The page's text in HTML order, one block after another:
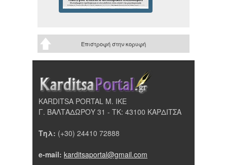
Επιστροφή στην κορυφή
KARDITSA PORTAL Μ. ΙΚΕ
Γ. ΒΑΛΤΑΔΩΡΟΥ 31 - ΤΚ: 43100 ΚΑΡΔΙΤΣΑ
Τηλ: (+30) 24410 72888
e-mail: karditsaportal@gmail.com